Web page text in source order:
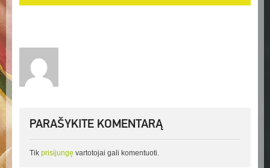
PARAŠYKITE KOMENTARĄ
Tik prisijungę vartotojai gali komentuoti.